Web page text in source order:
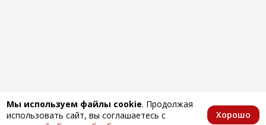
Мы используем файлы cookie. Продолжая
использовать сайт, вы соглашаетесь с
Хорошо